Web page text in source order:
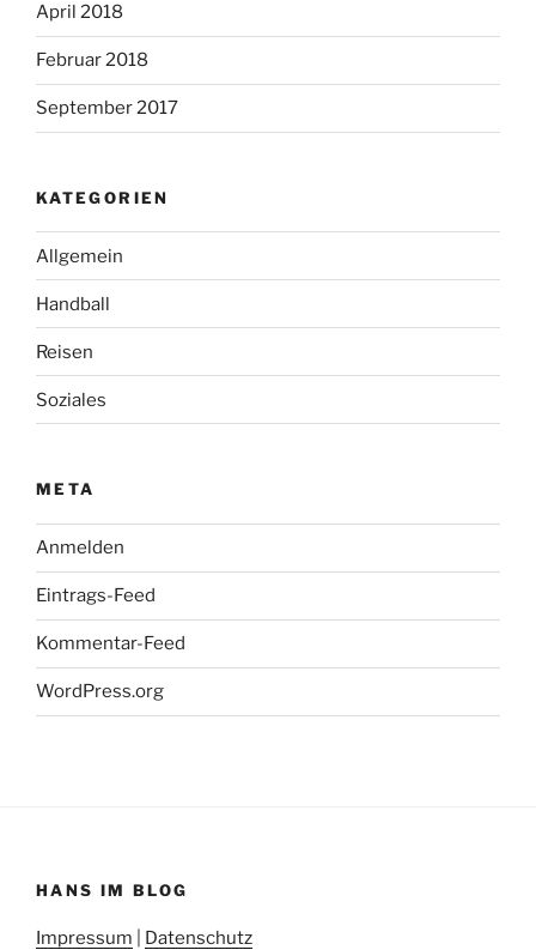
April 2018
Februar 2018
September 2017
KATEGORIEN
Allgemein
Handball
Reisen
Soziales
META
Anmelden
Eintrags-Feed
Kommentar-Feed
WordPress.org
HANS IM BLOG
Impressum Datenschutz